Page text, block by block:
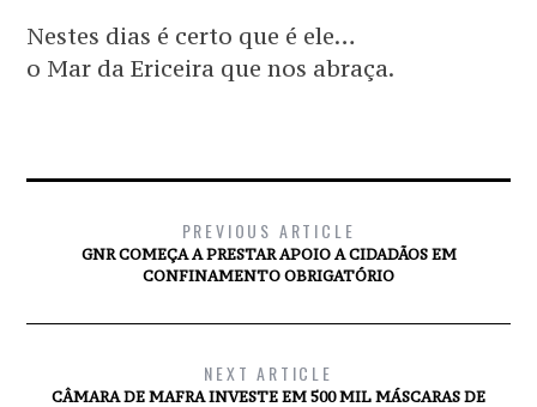
Nestes dias é certo que é ele…
o Mar da Ericeira que nos abraça.
PREVIOUS ARTICLE
GNR COMEÇA A PRESTAR APOIO A CIDADÃOS EM
CONFINAMENTO OBRIGATÓRIO
NEXT ARTICLE
CÂMARA DE MAFRA INVESTE EM 500 MIL MÁSCARAS DE